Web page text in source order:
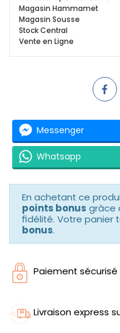
Magasin Hammamet
Magasin Sousse
Stock Central
Vente en Ligne
Messenger
Whatsapp
En achetant ce
points bonus grâce
fidélité. Votre panier
bonus.
Paiement sécurisé
Livraison express